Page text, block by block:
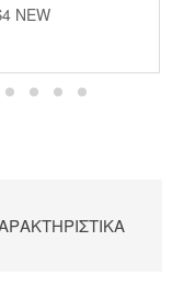
NEW